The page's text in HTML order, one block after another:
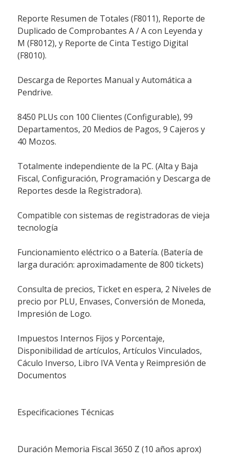
Reporte Resumen de Totales (F8011), Reporte de
Duplicado de Comprobantes A / A con Leyenda y
M (F8012), y Reporte de Cinta Testigo Digital
(F8010).
Descarga de Reportes Manual y Automática a
Pendrive.
8450 PLUs con 100 Clientes (Configurable), 99
Departamentos, 20 Medios de Pagos, 9 Cajeros y
40 Mozos.
Totalmente independiente de la PC. (Alta y Baja
Fiscal, Configuración, Programación y Descarga de
Reportes desde la Registradora).
Compatible con sistemas de registradoras de vieja
tecnología
Funcionamiento eléctrico o a Batería. (Batería de
larga duración: aproximadamente de 800 tickets)
Consulta de precios, Ticket en espera, 2 Niveles de
precio por PLU, Envases, Conversión de Moneda,
Impresión de Logo.
Impuestos Internos Fijos y Porcentaje,
Disponibilidad de artículos, Artículos Vinculados,
Cáculo Inverso, Libro IVA Venta y Reimpresión de
Documentos
Especificaciones Técnicas
Duración Memoria Fiscal 3650 Z (10 años aprox)